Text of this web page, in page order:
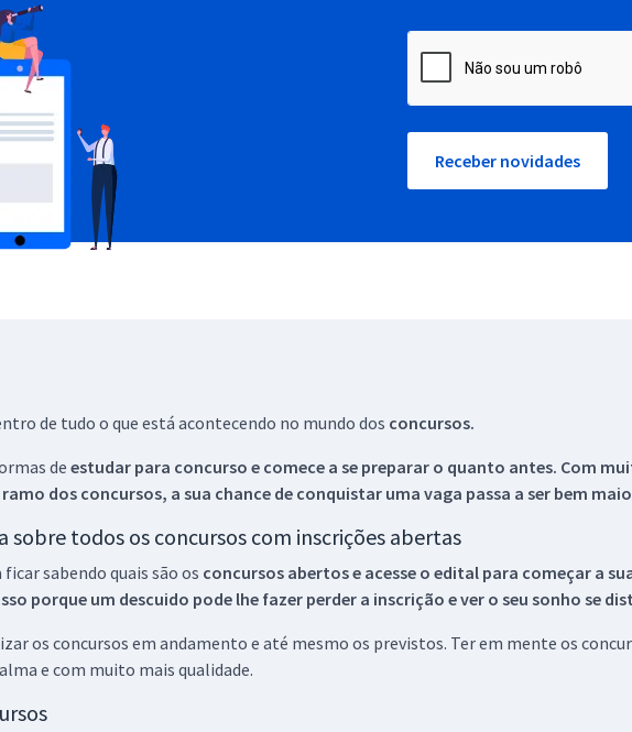
Receber novidades
de tudo o que está acontecendo no mundo dos concursos.
de estudar para concurso e comece a se preparar o quanto antes. Com
dosconcursos, a sua chance de conquistar uma vaga passa a ser bem
sobre todos os concursos com inscrições abertas
sabendo quais são os concursos abertos e acesse o edital para começar a
porque um descuido pode lhe fazer perder a inscrição e ver o seu sonho se
os concursos em andamento e até mesmo os previstos. Ter em mente os
e com muito mais qualidade.